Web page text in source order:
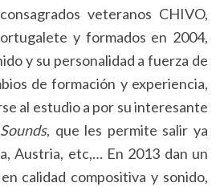
veteranos CHIVO,
y formados en 2004,
y su personalidad a fuerza de
de formación y experiencia,
al estudio a por su interesante
, que les permite salir ya
Austria, etc,… En 2013 dan un
calidad compositiva y sonido,